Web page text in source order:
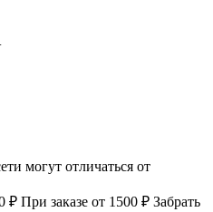
могут отличаться от
₽ При заказе от 1500 ₽ Забрать